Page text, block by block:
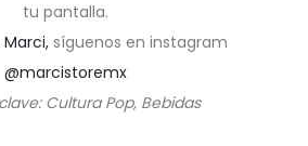
tu pantalla.
síguenos en instagram
@marcistoremx
Cultura Pop, Bebidas